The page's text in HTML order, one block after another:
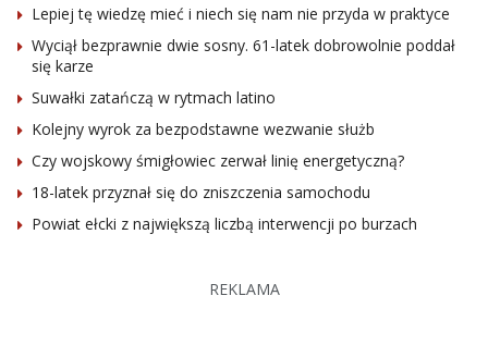
Lepiej tę wiedzę mieć i niech się nam nie przyda w praktyce
Wyciął bezprawnie dwie sosny. 61-latek dobrowolnie poddał
się karze
Suwałki zatańczą w rytmach latino
Kolejny wyrok za bezpodstawne wezwanie służb
Czy wojskowy śmigłowiec zerwał linię energetyczną?
18-latek przyznał się do zniszczenia samochodu
Powiat ełcki z największą liczbą interwencji po burzach
REKLAMA